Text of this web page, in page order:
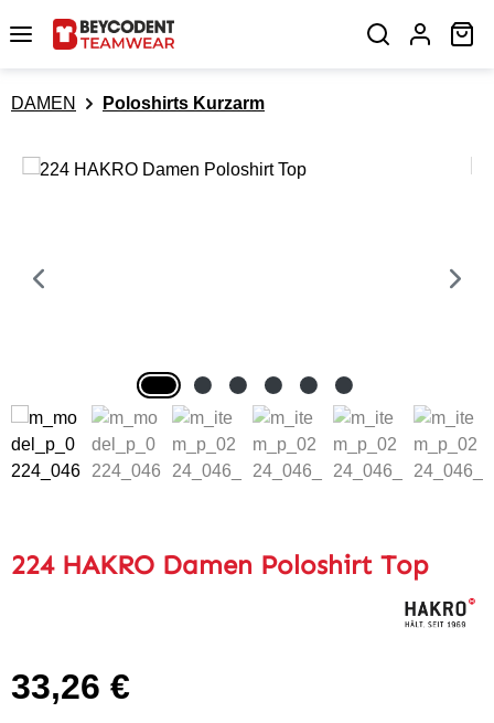
Zum Hauptinhalt springen
DAMEN Poloshirts Kurzarm
Bildergalerie überspringen
224 HAKRO Damen Poloshirt Top
Regulärer Preis:
33,26 €